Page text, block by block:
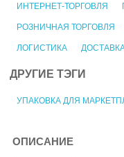
ИНТЕРНЕТ-ТОРГОВЛЯ
РОЗНИЧНАЯ ТОРГОВЛЯ
ЛОГИСТИКА
ДРУГИЕ ТЭГИ
УПАКОВКА ДЛЯ
ОПИСАНИЕ